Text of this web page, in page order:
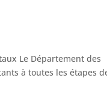
Le Département des
à toutes les étapes